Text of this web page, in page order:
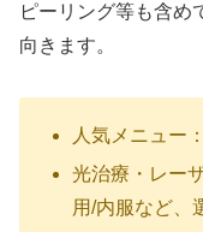
ピーリング等も含め
向きます。
人気メニュー：
光治療・レー
用/内服など、